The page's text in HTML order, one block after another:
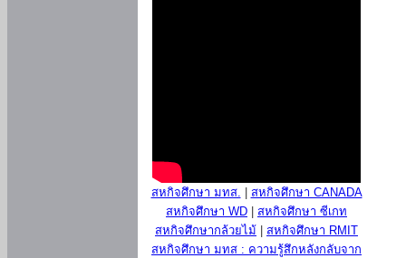
สหกิจศึกษา มทส.
สหกิจศึกษา CANADA
สหกิจศึกษา WD
สหกิจศึกษา ซีเกท
สหกิจศึกษากล้วยไม้
สหกิจศึกษา RMIT
สหกิจศึกษา มทส : ความรู้สึกหลังกลับจาก